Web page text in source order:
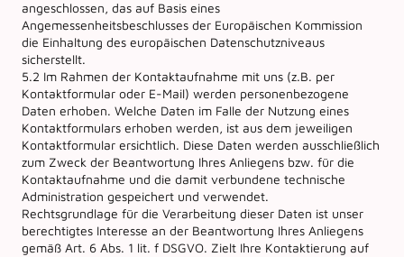
angeschlossen, das auf Basis eines
Angemessenheitsbeschlusses der Europäischen Kommission
die Einhaltung des europäischen Datenschutzniveaus
sicherstellt.
5.2 Im Rahmen der Kontaktaufnahme mit uns (z.B. per
Kontaktformular oder E-Mail) werden personenbezogene
Daten erhoben. Welche Daten im Falle der Nutzung eines
Kontaktformulars erhoben werden, ist aus dem jeweiligen
Kontaktformular ersichtlich. Diese Daten werden ausschließlich
zum Zweck der Beantwortung Ihres Anliegens bzw. für die
Kontaktaufnahme und die damit verbundene technische
Administration gespeichert und verwendet.
Rechtsgrundlage für die Verarbeitung dieser Daten ist unser
berechtigtes Interesse an der Beantwortung Ihres Anliegens
gemäß Art. 6 Abs. 1 lit. f DSGVO. Zielt Ihre Kontaktierung auf